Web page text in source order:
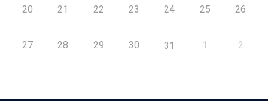
20 21 22 23 24 25 26
27 28 29 30 31 1 2